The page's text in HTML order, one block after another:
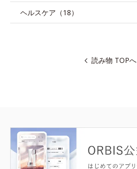
ヘルスケア（18）
読み物 TOPへ